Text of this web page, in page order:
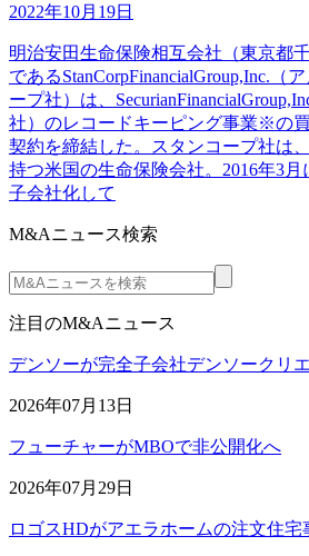
2022年10月19日
明治安田生命保険相互会社（東京都
であるStanCorpFinancialGroup,Inc.（
ープ社）は、
社）のレコードキーピング事業※の
契約を締結した。スタンコープ社は
持つ米国の生命保険会社。2016年3
子会社化して
M&Aニュース検索
注目のM&Aニュース
デンソーが完全子会社デンソークリ
2026年07月13日
フューチャーがMBOで非公開化へ
2026年07月29日
ロゴスHDがアエラホームの注文住宅